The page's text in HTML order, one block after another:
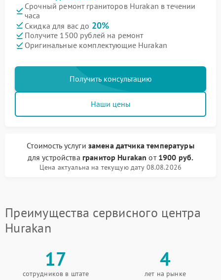
Срочный ремонт граниторов Hurakan в течении
часа
Скидка для вас до 20%
Получите 1500 рублей на ремонт
Оригинальные комплектующие Hurakan
Получить консультацию
Наши цены
Стоимость услуги замена датчика температуры
для устройства гранитор Hurakan от 1900 руб.
Цена актуальна на текущую дату 08.08.2026
Преимущества сервисного центра
Hurakan
17
сотрудников в штате
4
лет на рынке